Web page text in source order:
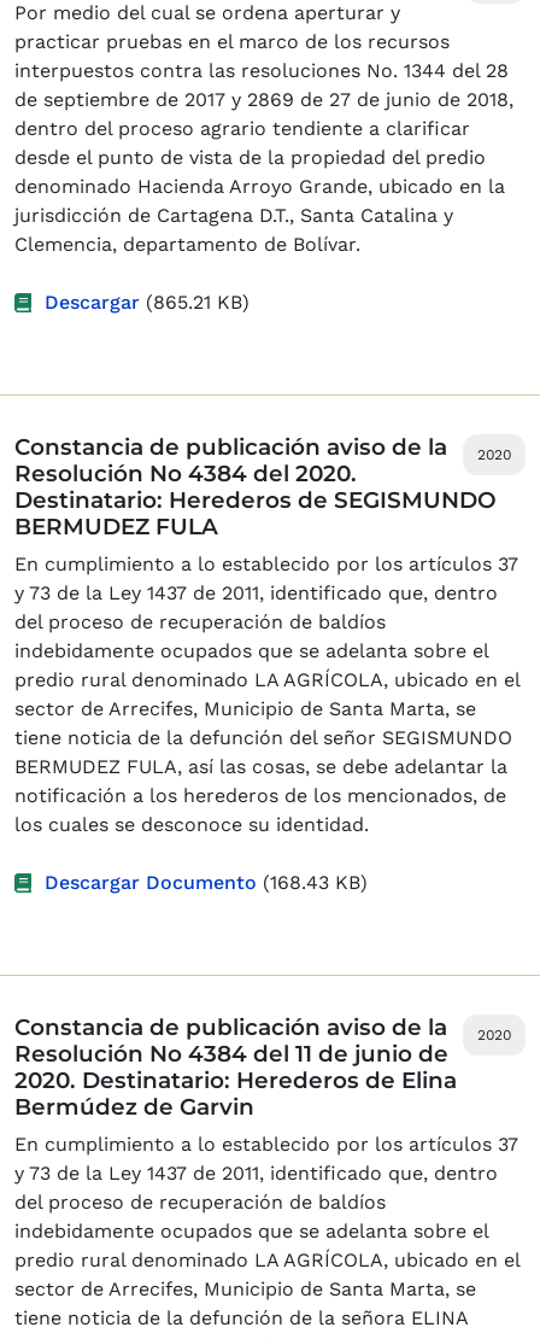
Por medio del cual se ordena aperturar y
practicar pruebas en el marco de los recursos
interpuestos contra las resoluciones No. 1344 del 28
de septiembre de 2017 y 2869 de 27 de junio de 2018,
dentro del proceso agrario tendiente a clarificar
desde el punto de vista de la propiedad del predio
denominado Hacienda Arroyo Grande, ubicado en la
jurisdicción de Cartagena D.T., Santa Catalina y
Clemencia, departamento de Bolívar.
Descargar (865.21 KB)
2020
Constancia de publicación aviso de la
Resolución No 4384 del 2020.
Destinatario: Herederos de SEGISMUNDO
BERMUDEZ FULA
En cumplimiento a lo establecido por los artículos 37
y 73 de la Ley 1437 de 2011, identificado que, dentro
del proceso de recuperación de baldíos
indebidamente ocupados que se adelanta sobre el
predio rural denominado LA AGRÍCOLA, ubicado en el
sector de Arrecifes, Municipio de Santa Marta, se
tiene noticia de la defunción del señor SEGISMUNDO
BERMUDEZ FULA, así las cosas, se debe adelantar la
notificación a los herederos de los mencionados, de
los cuales se desconoce su identidad.
Descargar Documento (168.43 KB)
2020
Constancia de publicación aviso de la
Resolución No 4384 del 11 de junio de
2020. Destinatario: Herederos de Elina
Bermúdez de Garvin
En cumplimiento a lo establecido por los artículos 37
y 73 de la Ley 1437 de 2011, identificado que, dentro
del proceso de recuperación de baldíos
indebidamente ocupados que se adelanta sobre el
predio rural denominado LA AGRÍCOLA, ubicado en el
sector de Arrecifes, Municipio de Santa Marta, se
tiene noticia de la defunción de la señora ELINA